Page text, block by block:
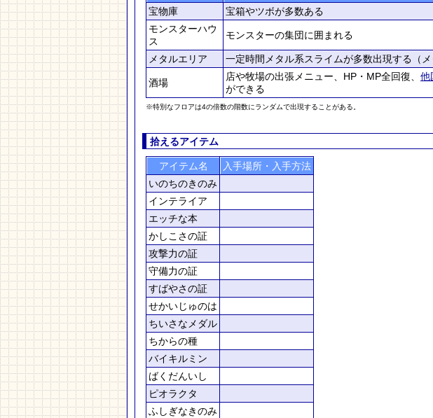
宝物庫
宝箱やツボが多数ある
モンスターハウ
ス
モンスターの集団に囲まれる
メタルエリア 一定時間メタル系スライムが多数出現する（
酒場
店や牧場の出張メニュー、HP・MP全回復、 他
ができる
※特別なフロアは4の倍数の階数にランダムで出現することがある。
拾えるアイテム
アイテム名
入手場所・入手方法
いのちのきのみ
インテライア
エッチな本
かしこさの証
攻撃力の証
守備力の証
すばやさの証
せかいじゅのは
ちいさなメダル
ちからの種
バイキルミン
ばくだんいし
ピオラクタ
ふしぎなきのみ